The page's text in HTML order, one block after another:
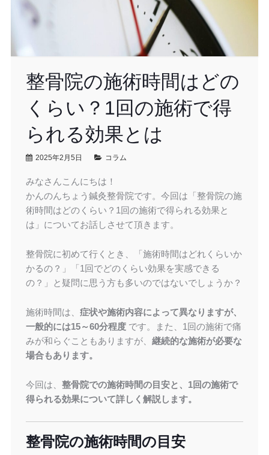
整骨院の施術時間はどの
くらい？1回の施術で得
られる効果とは
2025年2月5日 コラム
みなさんこんにちは！
かんのんちょう鍼灸整骨院です。今回は「整骨院の施
術時間はどのくらい？1回の施術で得られる効果と
は」についてお話しさせて頂きます。
整骨院に初めて行くとき、「施術時間はどれくらいか
かるの？」「1回でどのくらい効果を実感できる
の？」と疑問に思う方も多いのではないでしょうか？
施術時間は、 症状や施術内容によって異なりますが、
一般的には15～60分程度です。また、1回の施術で痛
みが和らぐこともありますが、 継続的な施術が必要な
場合もあります。
今回は、 整骨院での施術時間の目安と、1回の施術で
得られる効果について詳しく解説します。
整骨院の施術時間の目安